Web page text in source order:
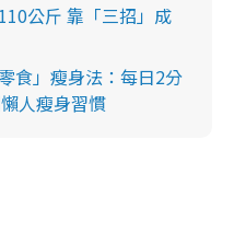
公斤 靠「三招」成
食」瘦身法：每日2分
人瘦身習慣